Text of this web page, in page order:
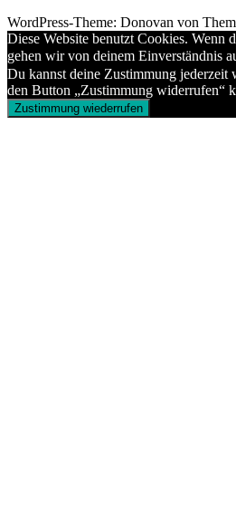
WordPress-Theme: Donovan von
Diese Website benutzt Cookies. Wenn
gehen wir von deinem Einverständnis
Du kannst deine Zustimmung jederzeit
den Button „Zustimmung widerrufen“
Zustimmung wiederrufen